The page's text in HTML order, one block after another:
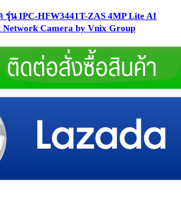
รุ่น IPC-HFW3441T-ZAS 4MP Lite AI
Camera by Vnix Group